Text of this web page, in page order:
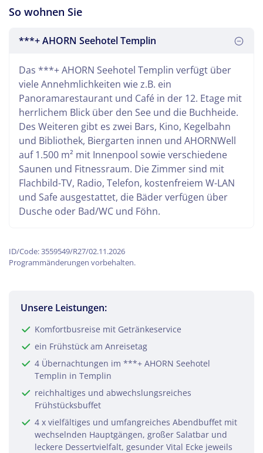
große Uckermark-Rundreise. Diese führt Sie durch
Niederfinow zum Schiffshebewerk, weiter zum
Biosphärenreservat Schorfheide über Prenzlau,
Boizenburg nach Templin.
Deutschland, ist immer eine Reise wert. Nach einer
und ihre Sehenswürdigkeiten auf eigene Faust zu
erkunden.
Hakenterrasse aus dem 19. Jahrhundert und das
Schloss der Pommerschen Herzöge. Erkunden Sie
mit einer Reiseleitung die Stadt und ihre
Geschichte.
neuen Eindrücken geht es zurück in die Heimat.
So wohnen Sie
***+ AHORN Seehotel Templin
Das ***+ AHORN Seehotel Templin verfügt über
viele Annehmlichkeiten wie z.B. ein
Panoramarestaurant und Café in der 12. Etage mit
herrlichem Blick über den See und die Buchheide.
Des Weiteren gibt es zwei Bars, Kino, Kegelbahn
und Bibliothek, Biergarten innen und AHORNWell
auf 1.500 m² mit Innenpool sowie verschiedene
Saunen und Fitnessraum. Die Zimmer sind mit
Flachbild-TV, Radio, Telefon, kostenfreiem W-LAN
und Safe ausgestattet, die Bäder verfügen über
Dusche oder Bad/WC und Föhn.
ID/Code: 3559549/R27/02.11.2026
Programmänderungen vorbehalten.
Unsere Leistungen:
Komfortbusreise mit Getränkeservice
ein Frühstück am Anreisetag
4 Übernachtungen im ***+ AHORN Seehotel
Templin in Templin
reichhaltiges und abwechslungsreiches
Frühstücksbuffet
4 x vielfältiges und umfangreiches Abendbuffet mit
wechselnden Hauptgängen, großer Salatbar und
leckere Dessertvielfalt, gesunder Vital Ecke jeweils